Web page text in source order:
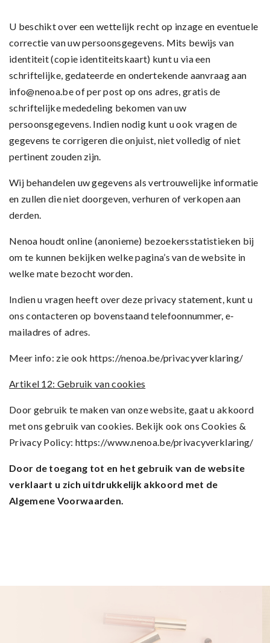
U beschikt over een wettelijk recht op inzage en eventuele
correctie van uw persoonsgegevens. Mits bewijs van
identiteit (copie identiteitskaart) kunt u via een
schriftelijke, gedateerde en ondertekende aanvraag aan
info@nenoa.beof per post op ons adres, gratis de
schriftelijke mededeling bekomen van uw
persoonsgegevens. Indien nodig kunt u ook vragen de
gegevens te corrigeren die onjuist, niet volledig of niet
pertinent zouden zijn.
Wij behandelen uw gegevens als vertrouwelijke informatie
en zullen die niet doorgeven, verhuren of verkopen aan
derden.
Nenoa houdt online (anonieme) bezoekersstatistieken bij
om te kunnen bekijken welke pagina’s van de website in
welke mate bezocht worden.
Indien u vragen heeft over deze privacy statement, kunt u
ons contacteren op bovenstaand telefoonnummer, e-
mailadres of adres.
Meer info: zie ook https://nenoa.be/privacyverklaring/
Artikel 12: Gebruik van cookies
Door gebruik te maken van onze website, gaat u akkoord
met ons gebruik van cookies. Bekijk ook ons Cookies &
Privacy Policy: https://www.nenoa.be/privacyverklaring/
Door de toegang tot en het gebruik van de website
verklaart u zich uitdrukkelijk akkoord met de
Algemene Voorwaarden.